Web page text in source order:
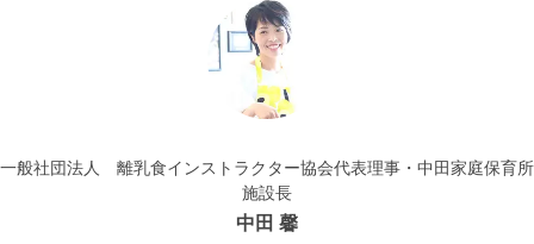
一般社団法人 離乳食インストラクター協会代表理事・中田家庭保育所
施設長
中田 馨